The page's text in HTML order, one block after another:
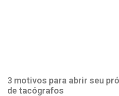
3 motivos para abrir seu
de tacógrafos